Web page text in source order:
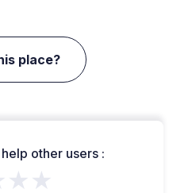
place?
other users :